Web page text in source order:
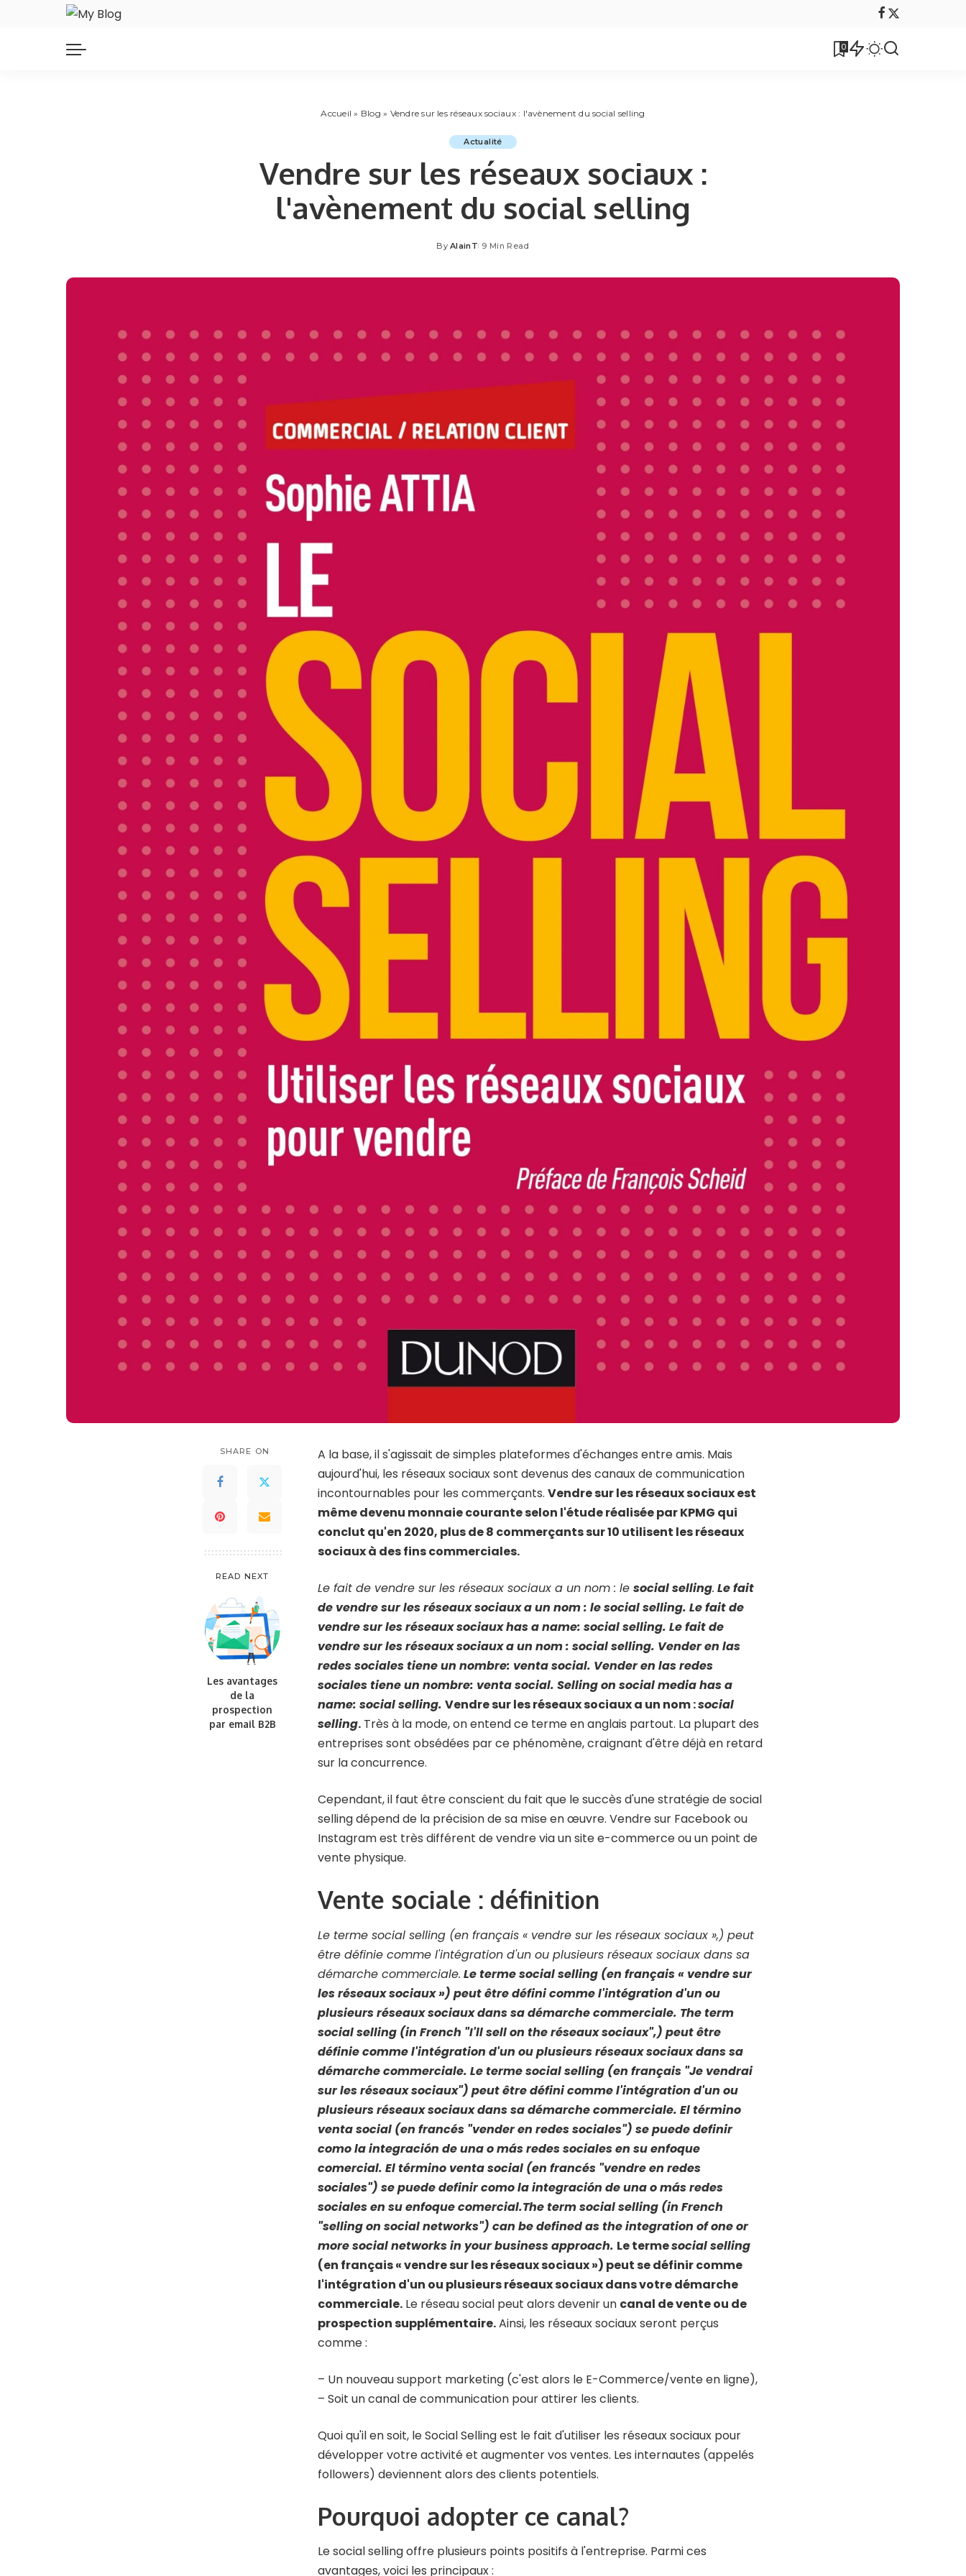
0
Accueil » Blog » Vendre sur les réseaux sociaux : l'avènement du social selling
Actualité
Vendre sur les réseaux sociaux :
l'avènement du social selling
Posted
By AlainT 9 Min Read
SHARE ON
READ NEXT
Les avantages
de la
prospection
par email B2B
A la base, il s'agissait de simples plateformes d'échanges entre amis. Mais
aujourd'hui, les réseaux sociaux sont devenus des canaux de communication
incontournables pour les commerçants. Vendre sur les réseaux sociaux est
même devenu monnaie courante selon l'étude réalisée par KPMG qui
conclut qu'en 2020, plus de 8 commerçants sur 10 utilisent les réseaux
sociaux à des fins commerciales.
Le fait de vendre sur les réseaux sociaux a un nom : le social selling. Le fait
de vendre sur les réseaux sociaux a un nom : lesocial selling. Le fait de
vendre sur les réseaux sociaux has a name: social selling. Le fait de
vendre sur les réseaux sociaux a un nom : social selling. Vender en las
redes sociales tiene un nombre: venta social. Vender en las redes
sociales tiene un nombre: venta social. Selling on social media has a
name: social selling. Vendre sur les réseaux sociaux a un nom :social
selling. Très à la mode, on entend ce terme en anglais partout. La plupart des
entreprises sont obsédées par ce phénomène, craignant d'être déjà en retard
sur la concurrence.
Cependant, il faut être conscient du fait que le succès d'une stratégie de social
selling dépend de la précision de sa mise en œuvre. Vendre sur Facebook ou
Instagram est très différent de vendre via un site e-commerce ou un point de
vente physique.
Vente sociale : définition
Le terme social selling (en français « vendre sur les réseaux sociaux »,) peut
être définie comme l'intégration d'un ou plusieurs réseaux sociaux dans sa
démarche commerciale. Le termesocial selling (en français « vendre sur
les réseaux sociaux ») peut être défini comme l'intégration d'un ou
plusieurs réseaux sociaux dans sa démarche commerciale. The term
social selling (in French "I'll sell on the réseaux sociaux",) peut être
définie comme l'intégration d'un ou plusieurs réseaux sociaux dans sa
démarche commerciale. Le termesocial selling (en français "Je vendrai
sur les réseaux sociaux") peut être défini comme l'intégration d'un ou
plusieurs réseaux sociaux dans sa démarche commerciale. El término
venta social (en francés "vender en redes sociales") se puede definir
como la integración de una o más redes sociales en su enfoque
comercial. El término venta social (en francés "vendre en redes
sociales") se puede definir como la integración de una o más redes
sociales en su enfoque comercial.The termsocial selling (in French
"selling on social networks") can be defined as the integration of one or
more social networks in your business approach. Le termesocial selling
(en français « vendre sur les réseaux sociaux ») peut se définir comme
l'intégration d'un ou plusieurs réseaux sociaux dans votre démarche
commerciale. Le réseau social peut alors devenir un canal de vente ou de
prospection supplémentaire.Ainsi, les réseaux sociaux seront perçus
comme :
– Un nouveau support marketing (c'est alors le E-Commerce/vente en ligne),
– Soit un canal de communication pour attirer les clients.
Quoi qu'il en soit, le Social Selling est le fait d'utiliser les réseaux sociaux pour
développer votre activité et augmenter vos ventes. Les internautes (appelés
followers) deviennent alors des clients potentiels.
Pourquoi adopter ce canal?
Le social selling offre plusieurs points positifs à l'entreprise. Parmi ces
avantages, voici les principaux :